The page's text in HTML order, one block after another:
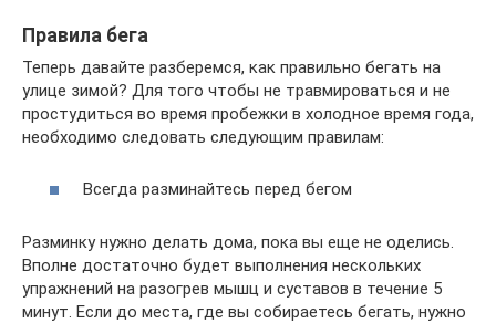
Правила бега
Теперь давайте разберемся, как правильно бегать на
улице зимой? Для того чтобы не травмироваться и не
простудиться во время пробежки в холодное время года,
необходимо следовать следующим правилам:
Всегда разминайтесь перед бегом
Разминку нужно делать дома, пока вы еще не оделись.
Вполне достаточно будет выполнения нескольких
упражнений на разогрев мышц и суставов в течение 5
минут. Если до места, где вы собираетесь бегать, нужно